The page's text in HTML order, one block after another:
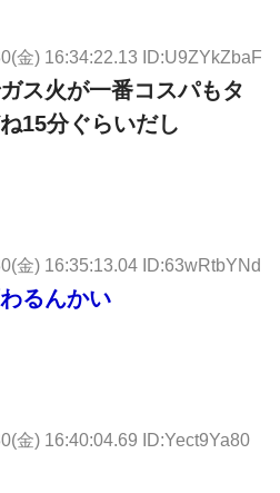
金) 16:34:22.13 ID:U9ZYkZbaF
ス火が一番コスパもタ
15分ぐらいだし
金) 16:35:13.04 ID:63wRtbYNd
るんかい
金) 16:40:04.69 ID:Yect9Ya80